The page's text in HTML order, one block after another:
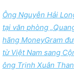
Ông Nguyễn Hải
tại văn phòng
hãng MoneyGram
từ Việt Nam sang
ông Trịnh Xuân